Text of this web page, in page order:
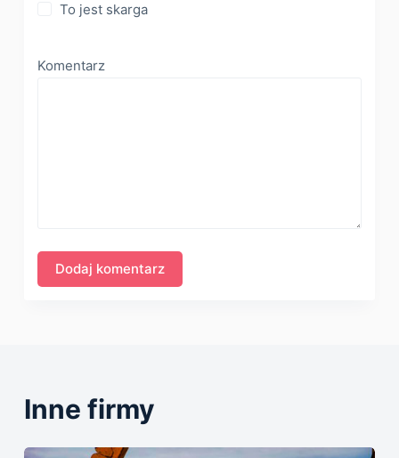
To jest skarga
Komentarz
Inne firmy